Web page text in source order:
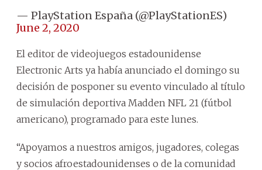
— PlayStation España (@PlayStationES)
June 2, 2020
El editor de videojuegos estadounidense
Electronic Arts ya había anunciado el domingo su
decisión de posponer su evento vinculado al título
de simulación deportiva Madden NFL 21 (fútbol
americano), programado para este lunes.
“Apoyamos a nuestros amigos, jugadores, colegas
y socios afroestadounidenses o de la comunidad